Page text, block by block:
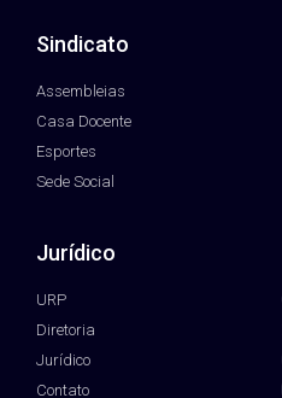
Sindicato
Assembleias
Casa Docente
Esportes
Sede Social
Jurídico
URP
Diretoria
Jurídico
Contato